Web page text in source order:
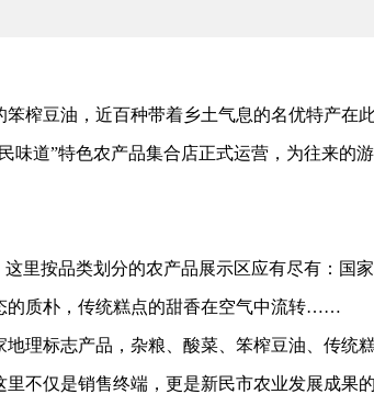
豆油，近百种带着乡土气息的名优特产在
味道”特色农产品集合店正式运营，为往来的
按品类划分的农产品展示区应有尽有：国
的质朴，传统糕点的甜香在空气中流转……
标志产品，杂粮、酸菜、笨榨豆油、传统
里不仅是销售终端，更是新民市农业发展成